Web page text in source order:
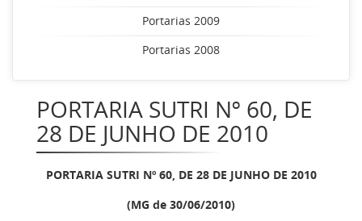
Portarias 2009
Portarias 2008
PORTARIA SUTRI Nº 60, DE
28 DE JUNHO DE 2010
PORTARIA SUTRI Nº 60, DE 28 DE JUNHO DE 2010
(MG de 30/06/2010)